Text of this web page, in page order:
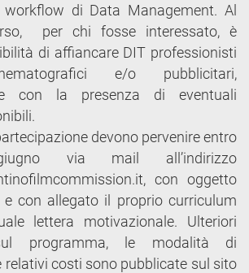
di Data Management. Al
per chi fosse interessato, è
di affiancare DIT professionisti
e/o pubblicitari,
con la presenza di eventuali
devono pervenire entro
via mail all’indirizzo
con oggetto
e con allegato il proprio curriculum
lettera motivazionale. Ulteriori
programma, le modalità di
relativi costi sono pubblicate sul sito